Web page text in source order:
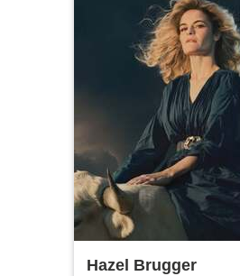
Hazel Brugger